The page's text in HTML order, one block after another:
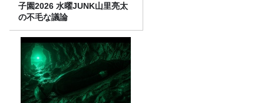
子園2026 水曜JUNK山里亮太
の不毛な議論